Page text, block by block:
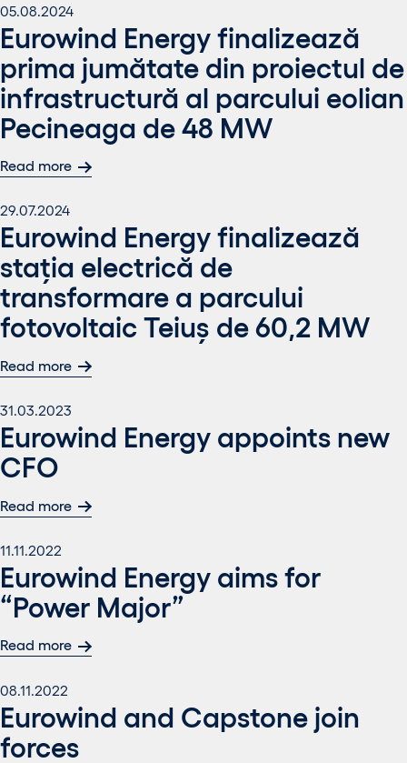
05.08.2024
Eurowind Energy finalizează
prima jumătate din proiectul de
infrastructură al parcului eolian
Pecineaga de 48 MW
Read more
29.07.2024
Eurowind Energy finalizează
stația electrică de
transformare a parcului
fotovoltaic Teiuș de 60,2 MW
Read more
31.03.2023
Eurowind Energy appoints new
CFO
Read more
11.11.2022
Eurowind Energy aims for
“Power Major”
Read more
08.11.2022
Eurowind and Capstone join
forces